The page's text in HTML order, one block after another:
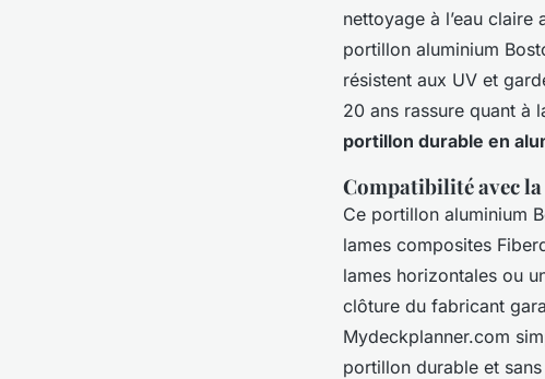
nettoyage à l’eau
portillon aluminium
résistent aux UV et
20 ans rassure quant à
portillon durable en
Compatibilité avec
Ce portillon aluminium
lames composites
lames horizontales ou
clôture du fabricant
Mydeckplanner.com
portillon durable et